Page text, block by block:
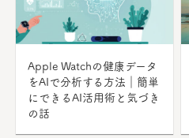
Apple Watchの健康データ
をAIで分析する方法｜簡単
にできるAI活用術と気づき
の話